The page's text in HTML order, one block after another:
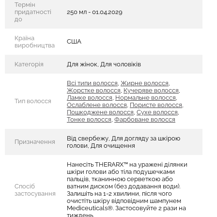
Термін
придатності
до
250 мл - 01.04.2029
Країна
виробництва
США
Категорія Для жінок, Для чоловіків
Тип волосся
Всі типи волосся, Жирне волосся,
Жорстке волосся, Кучеряве волосся,
Ламке волосся, Нормальне волосся,
Ослаблене волосся, Пористе волосся,
Пошкоджене волосся, Сухе волосся,
Тонке волосся, Фарбоване волосся
Призначення
Від свербежу, Для догляду за шкірою
голови, Для очищення
Спосіб
застосування
Нанесіть THERARX™ на уражені ділянки
шкіри голови або тіла подушечками
пальців, тканинною серветкою або
ватним диском (без додавання води).
Залишіть на 1-2 хвилини, після чого
очистіть шкіру відповідним шампунем
Mediceuticals®. Застосовуйте 2 рази на
тиждень.